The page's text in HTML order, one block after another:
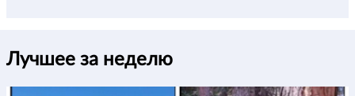
Лучшее за неделю